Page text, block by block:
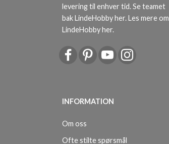
levering til enhver tid. Se teamet
bak LindeHobby her.Les mere om
LindeHobby her.
INFORMATION
Om oss
Ofte stilte spørsmål